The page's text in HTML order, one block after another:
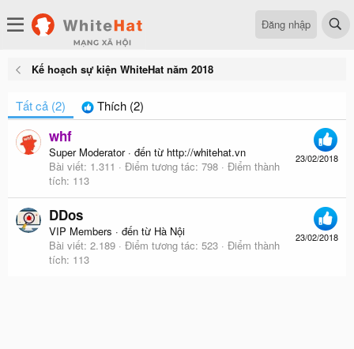
Đăng nhập
Kế hoạch sự kiện WhiteHat năm 2018
Tất cả (2) Thích (2)
23/02/2018
whf
Super Moderator · đến từ http://whitehat.vn
Bài viết 1.311 Điểm tương tác 798
Điểm thành
tích 113
23/02/2018
DDos
VIP Members · đến từ Hà Nội
Bài viết 2.189 Điểm tương tác 523
Điểm thành
tích 113